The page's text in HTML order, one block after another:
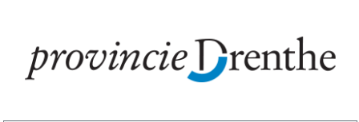
inhoud